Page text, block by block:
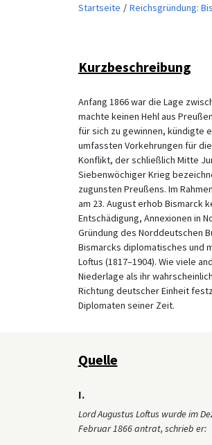
Startseite Reichsgründung:
Kurzbeschreibung
Anfang 1866 war die Lage
machte keinen Hehl aus
für sich zu gewinnen, kündigte
umfassten Vorkehrungen für
Konflikt, der schließlich Mitte
Siebenwöchiger Krieg
zugunsten Preußens. Im
am 23. August erhob Bismarck
Entschädigung, Annexionen in
Gründung des Norddeutschen
Bismarcks diplomatisches und
Loftus (1817–1904). Wie viele
Niederlage als ihr
Richtung deutscher Einheit
Diplomaten seiner Zeit.
Quelle
I.
Lord Augustus Loftus wurde im
Februar 1866 antrat, schrieb er: